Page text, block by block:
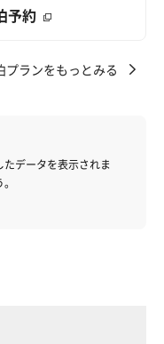
予約
プランをもっとみる
データを表示されま